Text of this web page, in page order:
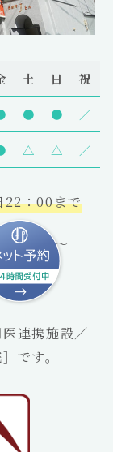
土 日 祝
● ● ／
△ △ ／
22：00まで
15:00～
連携施設／
です。